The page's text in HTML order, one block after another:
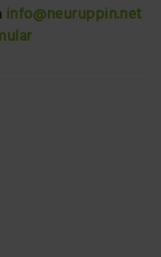
info@neuruppin.net